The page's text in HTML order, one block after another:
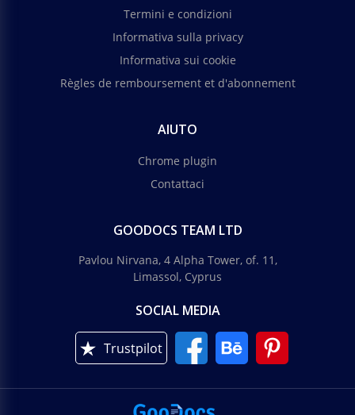
Termini e condizioni
Informativa sulla privacy
Informativa sui cookie
Règles de remboursement et d'abonnement
AIUTO
Chrome plugin
Contattaci
GOODOCS TEAM LTD
Pavlou Nirvana, 4 Alpha Tower, of. 11,
Limassol, Cyprus
SOCIAL MEDIA
Trustpilot